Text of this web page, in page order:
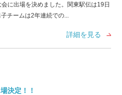
に出場を決めました。関東駅伝は19日
チームは2年連続での...
詳細を見る
決定！！